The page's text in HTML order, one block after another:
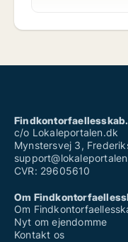
c/o Lokaleportalen.dk
Mynstersvej 3,
CVR: 29605610
Om
Om
Nyt om ejendomme
Kontakt os